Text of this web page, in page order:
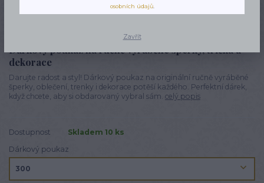
Dárkový poukaz na ručně vyráběné šperky, trička a
dekorace
Darujte radost a styl! Dárkový poukaz na originální ručně vyráběné
šperky, oblečení, trenky i dekorace potěší každého. Perfektní dárek,
když chcete, aby si obdarovaný vybral sám. celý popis
Dostupnost
Skladem 10 ks
Dárkový poukaz
osobních údajů.
Zavřít